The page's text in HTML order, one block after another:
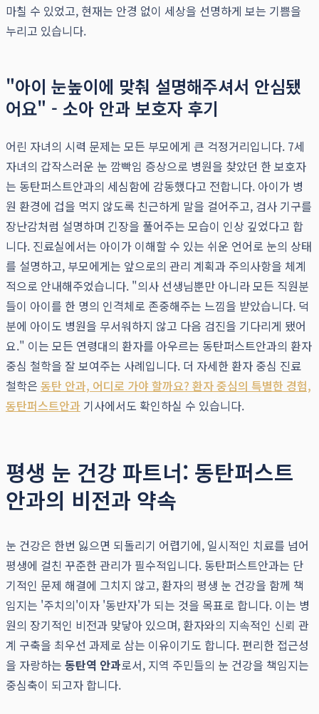
마칠 수 있었고, 현재는 안경 없이 세상을 선명하게 보는 기쁨을
누리고 있습니다.
"아이 눈높이에 맞춰 설명해주셔서 안심됐
어요" - 소아 안과 보호자 후기
어린 자녀의 시력 문제는 모든 부모에게 큰 걱정거리입니다. 7세
자녀의 갑작스러운 눈 깜빡임 증상으로 병원을 찾았던 한 보호자
는 동탄퍼스트안과의 세심함에 감동했다고 전합니다. 아이가 병
원 환경에 겁을 먹지 않도록 친근하게 말을 걸어주고, 검사 기구를
장난감처럼 설명하며 긴장을 풀어주는 모습이 인상 깊었다고 합
니다. 진료실에서는 아이가 이해할 수 있는 쉬운 언어로 눈의 상태
를 설명하고, 부모에게는 앞으로의 관리 계획과 주의사항을 체계
적으로 안내해주었습니다. "의사 선생님뿐만 아니라 모든 직원분
들이 아이를 한 명의 인격체로 존중해주는 느낌을 받았습니다. 덕
분에 아이도 병원을 무서워하지 않고 다음 검진을 기다리게 됐어
요." 이는 모든 연령대의 환자를 아우르는 동탄퍼스트안과의 환자
중심 철학을 잘 보여주는 사례입니다. 더 자세한 환자 중심 진료
철학은 동탄 안과, 어디로 가야 할까요? 환자 중심의 특별한 경험,
동탄퍼스트안과 기사에서도 확인하실 수 있습니다.
평생 눈 건강 파트너: 동탄퍼스트
안과의 비전과 약속
눈 건강은 한번 잃으면 되돌리기 어렵기에, 일시적인 치료를 넘어
평생에 걸친 꾸준한 관리가 필수적입니다. 동탄퍼스트안과는 단
기적인 문제 해결에 그치지 않고, 환자의 평생 눈 건강을 함께 책
임지는 '주치의'이자 '동반자'가 되는 것을 목표로 합니다. 이는 병
원의 장기적인 비전과 맞닿아 있으며, 환자와의 지속적인 신뢰 관
계 구축을 최우선 과제로 삼는 이유이기도 합니다. 편리한 접근성
을 자랑하는 동탄역 안과로서, 지역 주민들의 눈 건강을 책임지는
중심축이 되고자 합니다.